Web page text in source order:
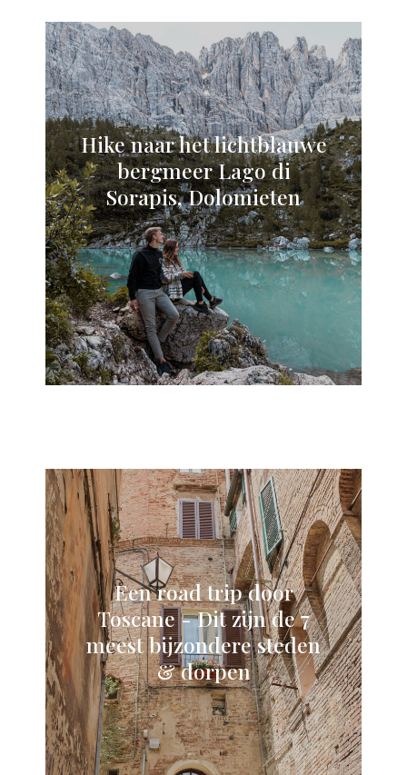
Hike naar het lichtblauwe
bergmeer Lago di
Sorapis, Dolomieten
Een road trip door
Toscane - Dit zijn de 7
meest bijzondere steden
& dorpen